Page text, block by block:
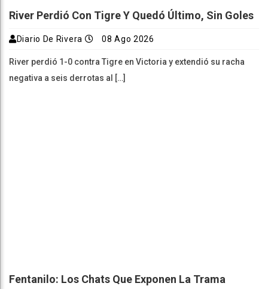
River Perdió Con Tigre Y Quedó Último, Sin Goles
Diario De Rivera 08 Ago 2026
River perdió 1-0 contra Tigre en Victoria y extendió su racha
negativa a seis derrotas al […]
Fentanilo: Los Chats Que Exponen La Trama